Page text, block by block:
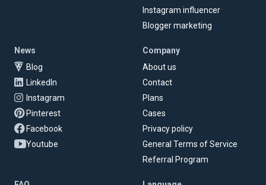
Instagram influencer
Blogger marketing
News
Blog
LinkedIn
Instagram
Pinterest
Facebook
Youtube
Company
About us
Contact
Plans
Cases
Privacy policy
General Terms of Service
Referral Program